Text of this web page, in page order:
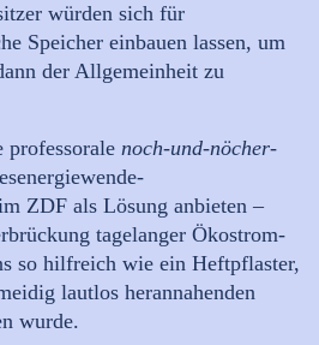
würden sich für
Speicher einbauen lassen, um
der Allgemeinheit zu
professorale noch-und-nöcher-
ZDF als Lösung anbieten –
tagelanger Ökostrom-
so hilfreich wie ein Heftpflaster,
lautlos herannahenden
wurde.